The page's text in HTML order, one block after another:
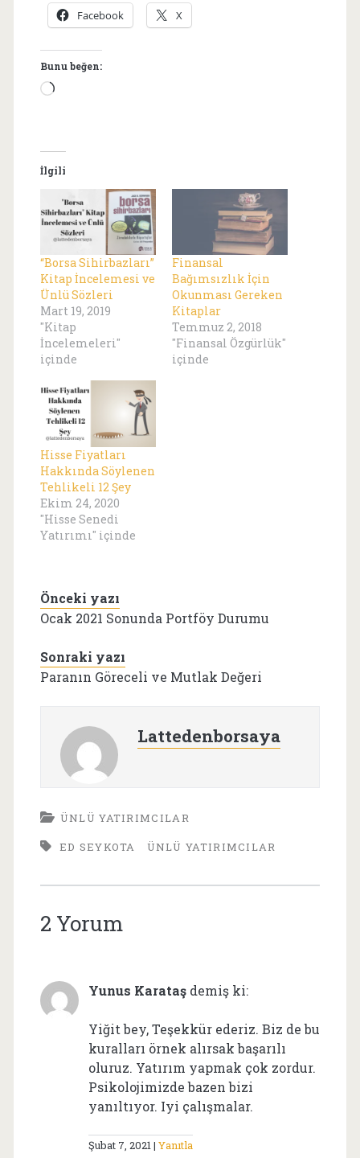
Facebook X
Bunu beğen:
Yükleniyor...
İlgili
“Borsa Sihirbazları”
Kitap İncelemesi ve
Ünlü Sözleri
Mart 19, 2019
"Kitap
İncelemeleri"
içinde
Finansal
Bağımsızlık İçin
Okunması Gereken
Kitaplar
Temmuz 2, 2018
"Finansal Özgürlük"
içinde
Hisse Fiyatları
Hakkında Söylenen
Tehlikeli 12 Şey
Ekim 24, 2020
"Hisse Senedi
Yatırımı" içinde
Önceki yazı
Ocak 2021 Sonunda Portföy Durumu
Sonraki yazı
Paranın Göreceli ve Mutlak Değeri
Lattedenborsaya
ÜNLÜ YATIRIMCILAR
ED SEYKOTA
ÜNLÜ YATIRIMCILAR
2 Yorum
Yunus Karataş demiş ki:
Yiğit bey, Teşekkür ederiz. Biz de bu
kuralları örnek alırsak başarılı
oluruz. Yatırım yapmak çok zordur.
Psikolojimizde bazen bizi
yanıltıyor. Iyi çalışmalar.
Şubat 7, 2021 Yanıtla